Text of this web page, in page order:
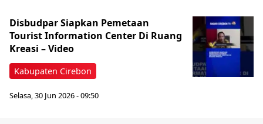
Kabupaten Cirebon
Disbudpar Siapkan Pemetaan
Tourist Information Center Di Ruang
Kreasi – Video
Selasa, 30 Jun 2026 - 09:50